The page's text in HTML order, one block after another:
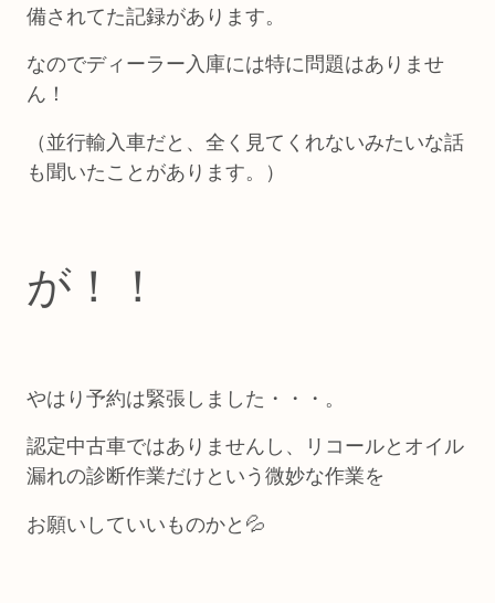
備されてた記録があります。
なのでディーラー入庫には特に問題はありませ
ん！
（並行輸入車だと、全く見てくれないみたいな話
も聞いたことがあります。）
が！！
やはり予約は緊張しました・・・。
認定中古車ではありませんし、リコールとオイル
漏れの診断作業だけという微妙な作業を
お願いしていいものかと💦